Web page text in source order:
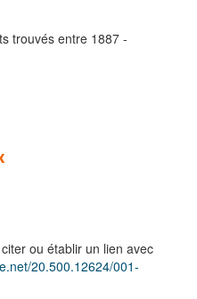
trouvés entre 1887 -
ou établir un lien avec
20.500.12624/001-
- juin 1889)
1889 - septembre 1891)
- octobre 1893)
- mai 1890)